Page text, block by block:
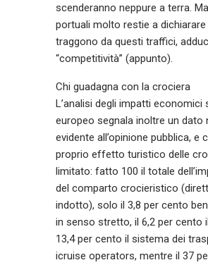
scenderanno neppure a terra.
portuali molto restie a dichiarare
traggono da questi traffici,
“competitività” (appunto).
Chi guadagna con la crociera
L’analisi degli impatti economici
europeo segnala inoltre un dato
evidente all’opinione pubblica, e
proprio effetto turistico delle
limitato: fatto 100 il totale
del comparto crocieristico
indotto), solo il 3,8 per cento
in senso stretto, il 6,2 per cento
13,4 per cento il sistema dei
icruise operators, mentre il 37